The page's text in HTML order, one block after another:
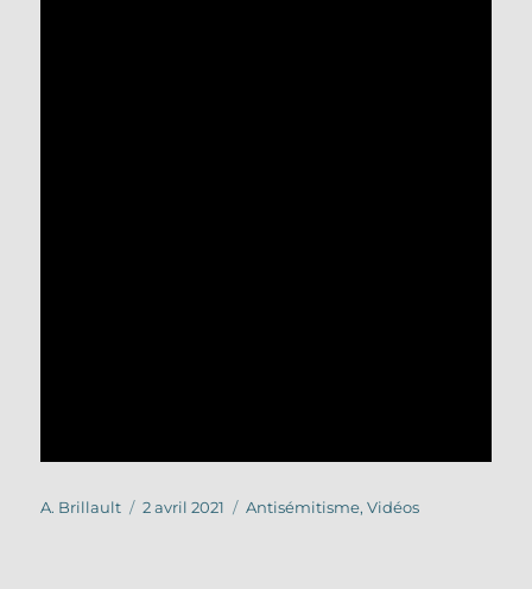
Auteur
A. Brillault
Publié
2 avril 2021 Catégories
Antisémitisme,Vidéos